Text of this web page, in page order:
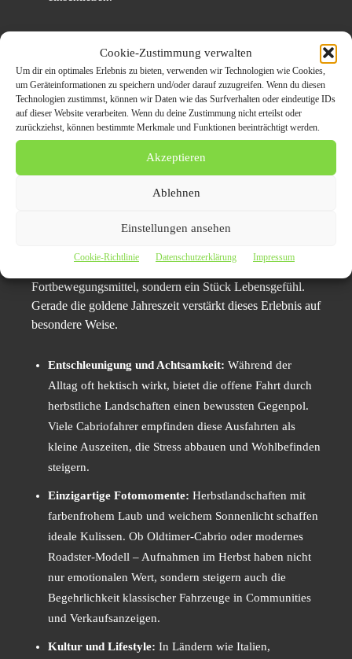
Cookie-Zustimmung verwalten
Um dir ein optimales Erlebnis zu bieten, verwenden wir Technologien wie Cookies,
um Geräteinformationen zu speichern und/oder darauf zuzugreifen. Wenn du diesen
Technologien zustimmst, können wir Daten wie das Surfverhalten oder eindeutige IDs
auf dieser Website verarbeiten. Wenn du deine Zustimmung nicht erteilst oder
zurückziehst, können bestimmte Merkmale und Funktionen beeinträchtigt werden.
Akzeptieren
Ablehnen
Einstellungen ansehen
Cookie-Richtlinie Datenschutzerklärung Impressum
Cabrio in einem optimalen Zustand bleibt. So lässt sich
nicht nur derWert langfristig erhalten, sondern auch der
Fahrspaß im Frühjahr sofort wieder genießen – ohne
unangenehme Überraschungen.
Emotionale Seite des
Cabriofahrens im Herbst
Neben allen technischen und wirtschaftlichen Aspekten ist
Fortbewegungsmittel, sondern ein Stück Lebensgefühl.
Gerade die goldene Jahreszeit verstärkt dieses Erlebnis auf
besondere Weise.
Entschleunigung und Achtsamkeit: Während der
Alltag oft hektisch wirkt, bietet die offene Fahrt durch
herbstliche Landschaften einen bewussten Gegenpol.
Viele Cabriofahrer empfinden diese Ausfahrten als
kleine Auszeiten, die Stress abbauen und Wohlbefinden
steigern.
Einzigartige Fotomomente: Herbstlandschaften mit
farbenfrohem Laub und weichem Sonnenlicht schaffen
ideale Kulissen. Ob Oldtimer-Cabrio oder modernes
Roadster-Modell – Aufnahmen im Herbst haben nicht
nur emotionalen Wert, sondern steigern auch die
Begehrlichkeit klassischer Fahrzeuge in Communities
und Verkaufsanzeigen.
Kultur und Lifestyle: In Ländern wie Italien,